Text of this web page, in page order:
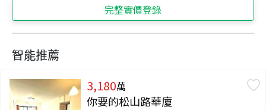
完整實價登錄
智能推薦
3,180萬
你要的松山路華廈